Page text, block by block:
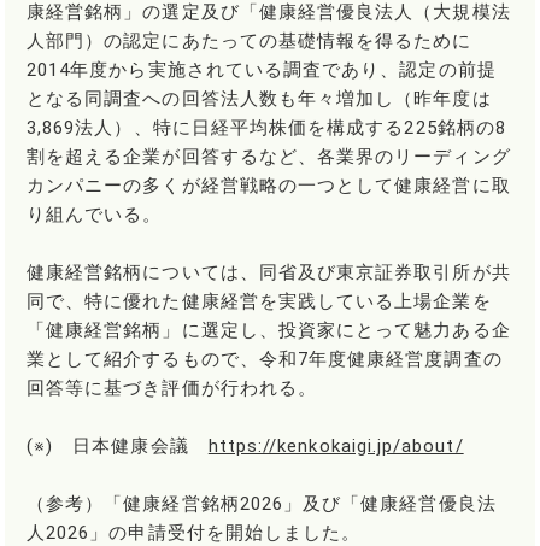
康経営銘柄」の選定及び「健康経営優良法人（大規模法
人部門）の認定にあたっての基礎情報を得るために
2014年度から実施されている調査であり、認定の前提
となる同調査への回答法人数も年々増加し（昨年度は
3,869法人）、特に日経平均株価を構成する225銘柄の8
割を超える企業が回答するなど、各業界のリーディング
カンパニーの多くが経営戦略の一つとして健康経営に取
り組んでいる。
健康経営銘柄については、同省及び東京証券取引所が共
同で、特に優れた健康経営を実践している上場企業を
「健康経営銘柄」に選定し、投資家にとって魅力ある企
業として紹介するもので、令和7年度健康経営度調査の
回答等に基づき評価が行われる。
(※) 日本健康会議 https://kenkokaigi.jp/about/
（参考）「健康経営銘柄2026」及び「健康経営優良法
人2026」の申請受付を開始しました。